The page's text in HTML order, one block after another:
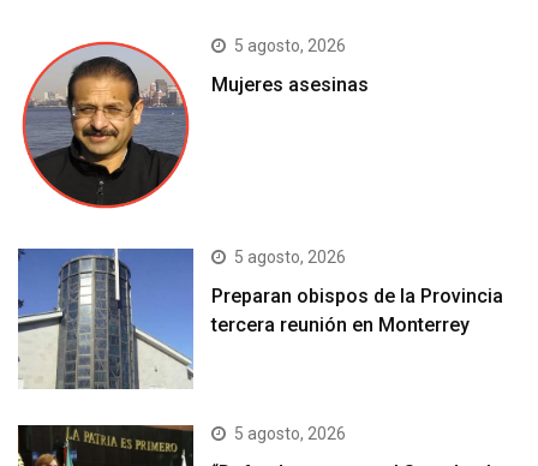
5 agosto, 2026
Mujeres asesinas
5 agosto, 2026
Preparan obispos de la Provincia
tercera reunión en Monterrey
5 agosto, 2026